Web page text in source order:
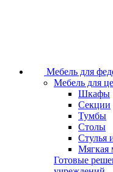
Мебель для
Мебель для
Шкафы
Секции
Тумбы
Столы
Стулья
Мягкая
Готовые